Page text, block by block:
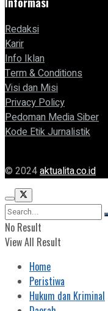
Redaksi
Karir
Info Iklan
Term & Conditions
Visi dan Misi
Privacy Policy
Pedoman Media Siber
Kode Etik Jurnalistik
© 2024aktualita.co.id
No Result
View All Result
Home
Peristiwa
Hukum dan Kriminal